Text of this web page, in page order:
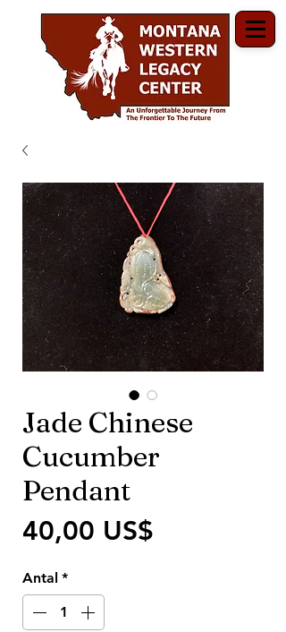
Jade Chinese
Cucumber
Pendant
40,00 US$
Antal *